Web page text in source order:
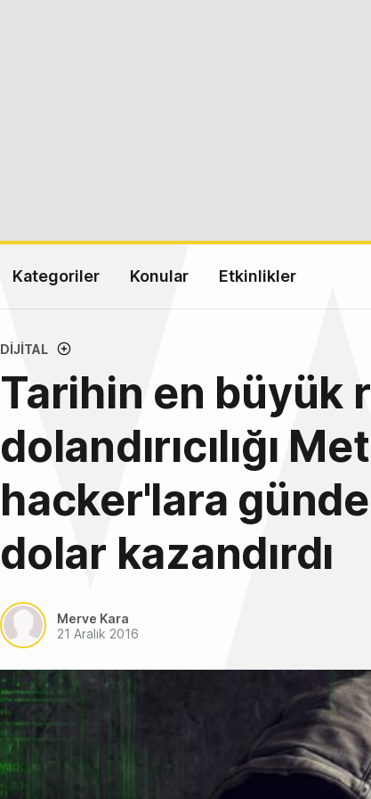
Kategoriler Konular Etkinlikler
DIJITAL
Tarihin en büyük
dolandırıcılığı
hacker'lara
dolar kazandırdı
Merve Kara
21 Aralık 2016